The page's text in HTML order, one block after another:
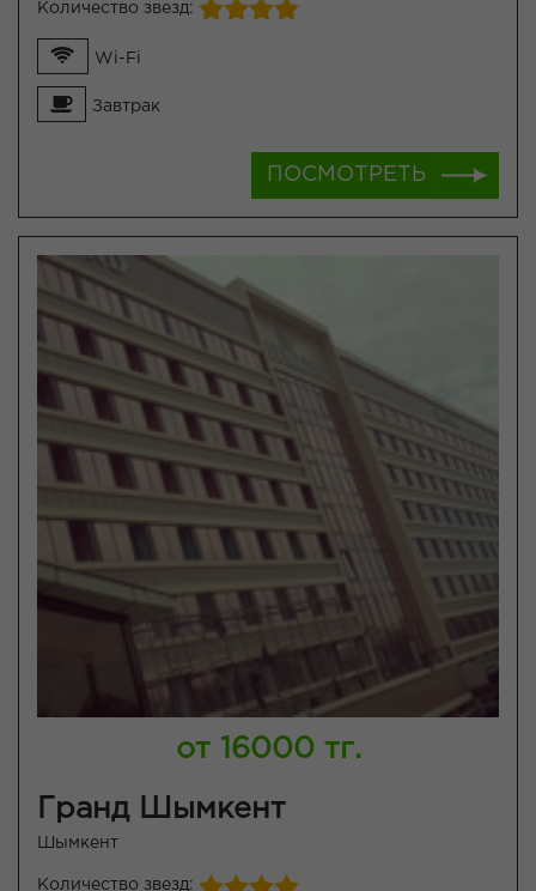
Количество звезд:
Wi-Fi
Завтрак
ПОСМОТРЕТЬ
от 16000 тг.
Гранд Шымкент
Шымкент
Количество звезд: